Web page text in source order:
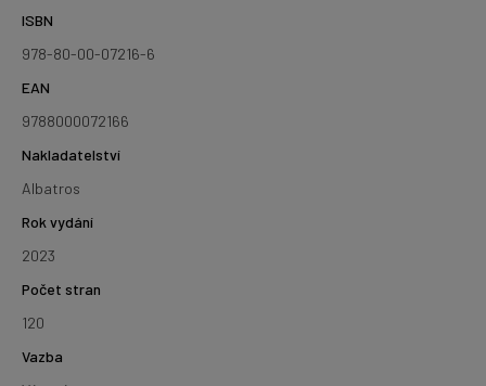
ISBN
978-80-00-07216-6
EAN
9788000072166
Nakladatelství
Albatros
Rok vydání
2023
Počet stran
120
Vazba